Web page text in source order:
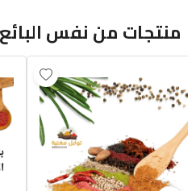
منتجات من نفس البائع